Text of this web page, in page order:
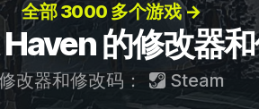
全部 3000 多个游戏 →
的修改器
改器和修改码： Steam